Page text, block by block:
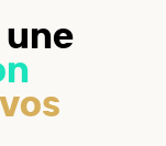
vos